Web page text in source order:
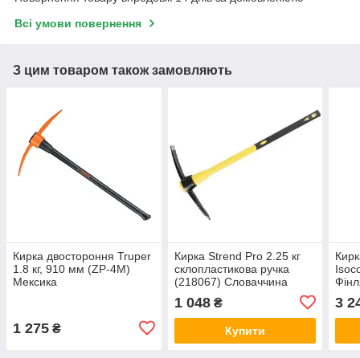
Всі умови повернення
З цим товаром також замовляють
Кирка двостороння Truper
1.8 кг, 910 мм (ZP-4M)
Мексика
1 275 ₴
Кирка Strend Pro 2.25 кг
склопластикова ручка
(218067) Словаччина
1 048₴
Купити
3